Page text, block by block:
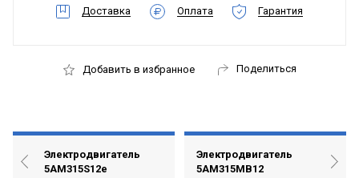
Доставка Оплата Гарантия
Добавить в избранное Поделиться
Электродвигатель
5АМ315S12е
Электродвигатель
5АМ315МВ12